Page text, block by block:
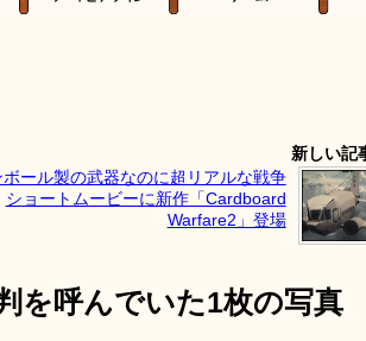
新しい記
ボール製の武器なのに超リアルな戦争
ショートムービーに新作「Cardboard
Warfare2」登場
を呼んでいた1枚の写真